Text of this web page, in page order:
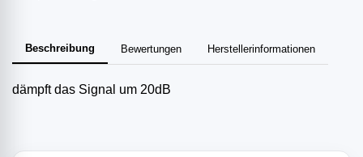
Beschreibung Bewertungen Herstellerinformationen
dämpft das Signal um 20dB